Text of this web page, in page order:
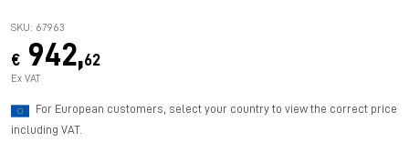
SKU: 67963
€ 942,62
Ex VAT
For European customers, select your country to view the correct price
including VAT.